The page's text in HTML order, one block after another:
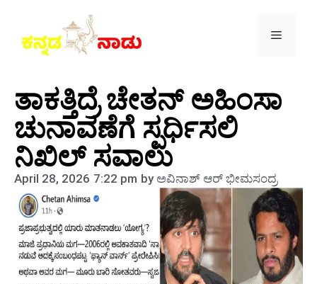
ತಾಕತ್ತಿದ್ರೆ ಚೇತನ್ ಅಹಿಂಸಾ
ಚುನಾವಣೆಗೆ ಸ್ಪರ್ಧಿಸಲಿ
ನಿಖಿಲ್ ಸವಾಲು
April 28, 2026 7:22 pm byಅವಿನಾಶ್‌ ಆರ್‌ ಭೀಮಸಂದ್ರ